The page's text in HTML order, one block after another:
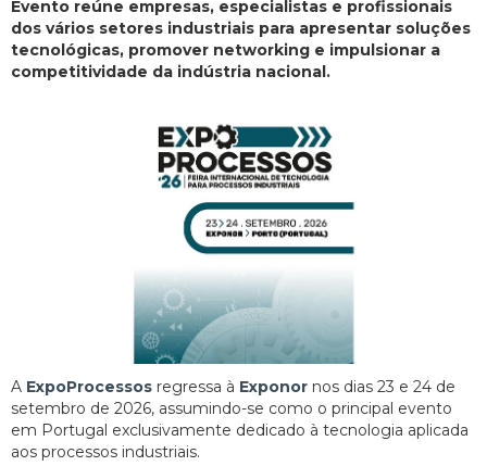
Evento reúne empresas, especialistas e profissionais
dos vários setores industriais para apresentar soluções
tecnológicas, promover networking e impulsionar a
competitividade da indústria nacional.
A ExpoProcessos regressa à Exponor nos dias 23 e 24 de
setembro de 2026, assumindo-se como o principal evento
em Portugal exclusivamente dedicado à tecnologia aplicada
aos processos industriais.